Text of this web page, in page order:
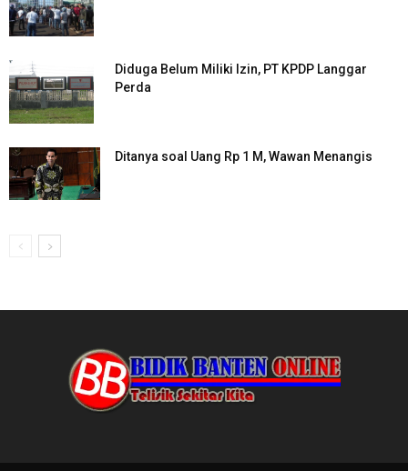
Diduga Belum Miliki Izin, PT KPDP Langgar
Perda
Ditanya soal Uang Rp 1 M, Wawan Menangis